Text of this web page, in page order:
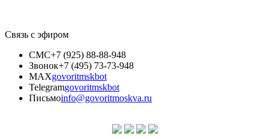
Связь с эфиром
СМС+7 (925) 88-88-948
Звонок+7 (495) 73-73-948
MAXgovoritmskbot
Telegramgovoritmskbot
Письмоinfo@govoritmoskva.ru